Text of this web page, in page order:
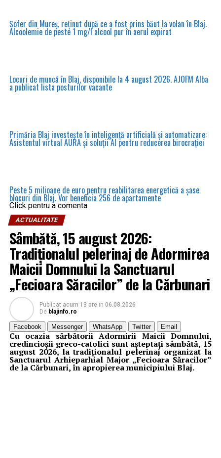
Șofer din Mureș, reținut după ce a fost prins băut la volan în Blaj.
Alcoolemie de peste 1 mg/l alcool pur în aerul expirat
Locuri de muncă în Blaj, disponibile la 4 august 2026. AJOFM Alba
a publicat lista posturilor vacante
Primăria Blaj investește în inteligență artificială și automatizare:
Asistentul virtual AURA și soluții AI pentru reducerea birocrației
Peste 5 milioane de euro pentru reabilitarea energetică a șase
blocuri din Blaj. Vor beneficia 256 de apartamente
Click pentru a comenta
ACTUALITATE
Sâmbătă, 15 august 2026:
Tradiționalul pelerinaj de Adormirea
Maicii Domnului la Sanctuarul
„Fecioara Săracilor” de la Cărbunari
Publicat acum 13 ore în 06.08.2026
De blajinfo.ro
Facebook Messenger WhatsApp Twitter Email
Cu ocazia sărbătorii Adormirii Maicii Domnului,
credincioșii greco-catolici sunt așteptați sâmbătă, 15
august 2026, la tradiționalul pelerinaj organizat la
Sanctuarul Arhieparhial Major „Fecioara Săracilor”
de la Cărbunari, în apropierea municipiului Blaj.